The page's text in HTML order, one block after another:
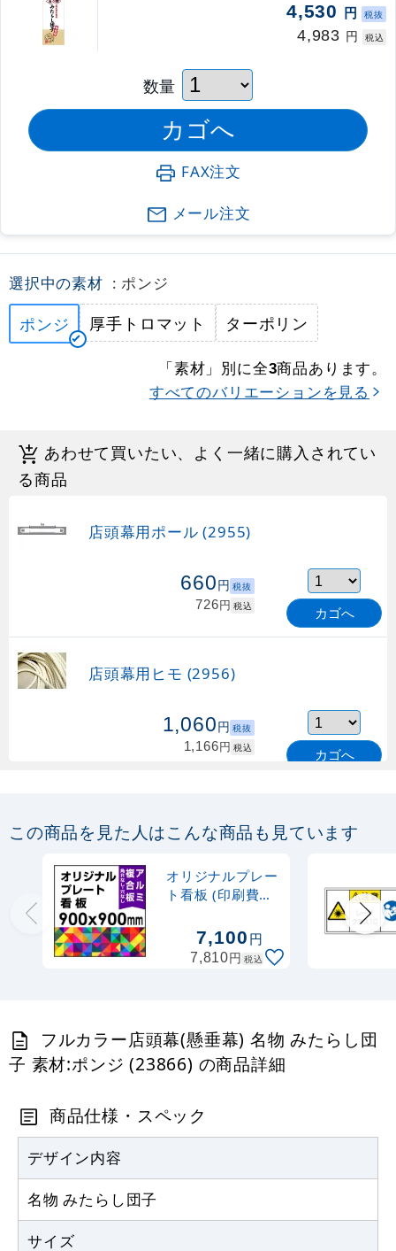
4,530 円 税抜
4,983 円 税込
数量
FAX注文
メール注文
選択中の素材 : ポンジ
ポンジ 厚手トロマット ターポリン
「素材」別に全3商品あります。
すべてのバリエーションを見る
あわせて買いたい、よく一緒に購入されてい
る商品
店頭幕用ポール (2955)
660円 税抜
726円 税込 カゴへ
店頭幕用ヒモ (2956)
1,060円 税抜
1,166円 税込 カゴへ
1,000 税抜
1,100円 税込 カゴへ
この商品を見た人はこんな商品も見ています
オリジナルプレー
ト看板 (印刷費込)
複合板(角R無し・
穴無し) ※個人宅
配送不可
7,100円
7,810円 税込
フルカラー店頭幕(懸垂幕) 名物 みたらし団
子 素材:ポンジ (23866) の商品詳細
商品仕様・スペック
デザイン内容
名物 みたらし団子
サイズ